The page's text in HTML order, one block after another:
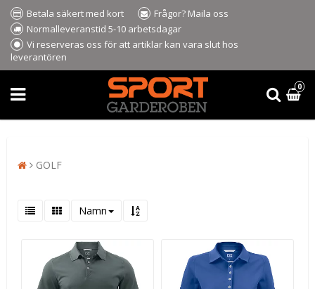
Betala säkert med kort
Frågor? Maila oss
Normalleveranstid 5-10 arbetsdagar
Vi reserveras oss för att artiklar kan vara slut hos
leverantören
0
GOLF
Namn